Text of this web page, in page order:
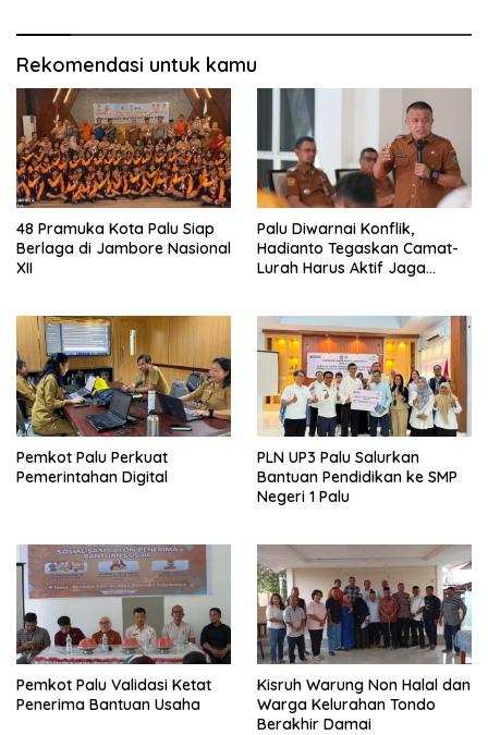
Rekomendasi untuk kamu
48 Pramuka Kota Palu Siap
Berlaga di Jambore Nasional
XII
Palu Diwarnai Konflik,
Hadianto Tegaskan Camat-
Lurah Harus Aktif Jaga
Pemkot Palu Perkuat
Pemerintahan Digital
PLN UP3 Palu Salurkan
Bantuan Pendidikan ke SMP
Negeri 1 Palu
Pemkot Palu Validasi Ketat
Penerima Bantuan Usaha
Kisruh Warung Non Halal dan
Warga Kelurahan Tondo
Berakhir Damai